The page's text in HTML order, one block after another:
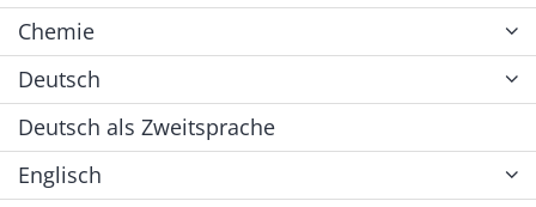
Chemie
Deutsch
Deutsch als Zweitsprache
Englisch